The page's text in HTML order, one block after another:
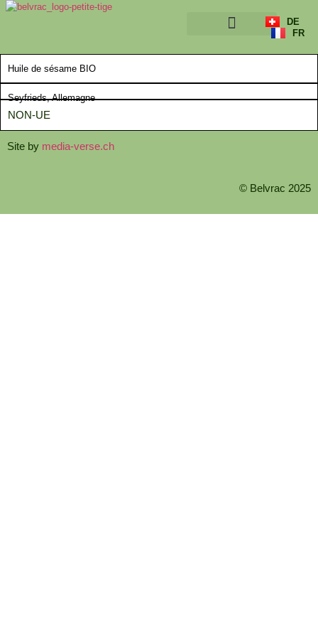
DE
FR
Huile de sésame BIO
Seyfrieds, Allemagne
NON-UE
Site by media-verse.ch
© Belvrac 2025